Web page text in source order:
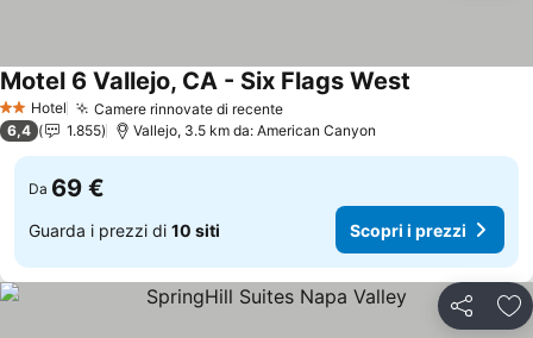
2 StelleHotel Camere rinnovate di recente
Motel 6 Vallejo, CA - Six Flags West
6,4 1.855 Vallejo, 3.5 km da: American Canyon
Da 69 €
Guarda i prezzi di 10 siti Scopri i prezzi
Condividi